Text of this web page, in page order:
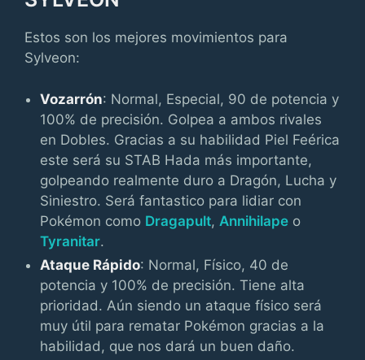
Estos son los mejores movimientos para
Sylveon:
Vozarrón: Normal, Especial, 90 de potencia y
100% de precisión. Golpea a ambos rivales
en Dobles. Gracias a su habilidad Piel Feérica
este será su STAB Hada más importante,
golpeando realmente duro a Dragón, Lucha y
Siniestro. Será fantastico para lidiar con
Pokémon como Dragapult, Annihilape o
Tyranitar.
Ataque Rápido: Normal, Físico, 40 de
potencia y 100% de precisión. Tiene alta
prioridad. Aún siendo un ataque físico será
muy útil para rematar Pokémon gracias a la
habilidad, que nos dará un buen daño.